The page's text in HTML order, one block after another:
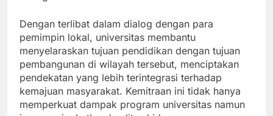
Dengan terlibat dalam dialog dengan para
pemimpin lokal, universitas membantu
menyelaraskan tujuan pendidikan dengan tujuan
pembangunan di wilayah tersebut, menciptakan
pendekatan yang lebih terintegrasi terhadap
kemajuan masyarakat. Kemitraan ini tidak hanya